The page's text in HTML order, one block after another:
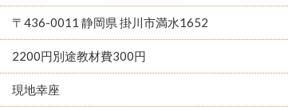
〒436-0011 静岡県 掛川市満水1652
2200円別途教材費300円
現地幸座